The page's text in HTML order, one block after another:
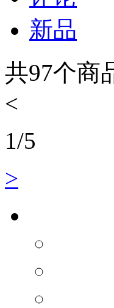
新品
共97个商
<
1/5
>